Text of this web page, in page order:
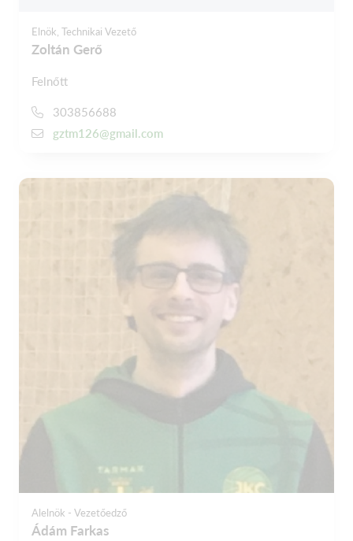
Elnök, Technikai Vezető
Zoltán Gerő
Felnőtt
303856688
gztm126@gmail.com
Alelnök - Vezetőedző
Ádám Farkas